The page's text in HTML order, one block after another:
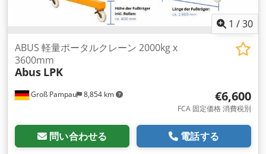
1 /30
Groß Pampau 8,854 km
ABUS 軽量ポータルクレーン 2000kg x
3600mm
Abus LPK
€6,600
FCA 固定価格 消費税別
問い合わせる 電話する